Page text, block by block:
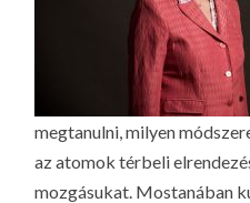
megtanulni, milyen
az atomok térbeli
mozgásukat. Mostanában